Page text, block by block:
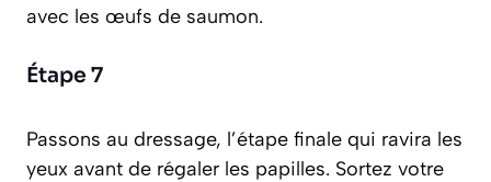
avec les œufs de saumon.
Étape 7
Passons au dressage, l’étape finale qui ravira les
yeux avant de régaler les papilles. Sortez votre